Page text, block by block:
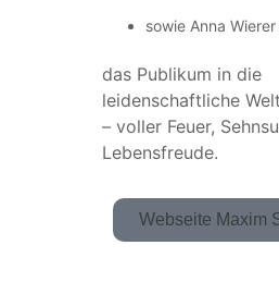
sowie Anna
das Publikum in die
leidenschaftliche
– voller Feuer,
Lebensfreude.
Webseite Maxim